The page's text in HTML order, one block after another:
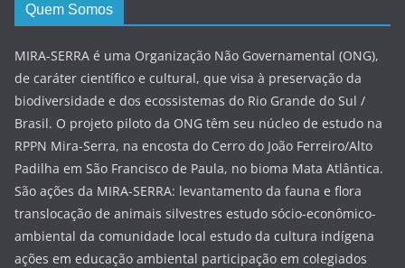
Quem Somos
MIRA-SERRA é uma Organização Não Governamental (ONG),
de caráter científico e cultural, que visa à preservação da
biodiversidade e dos ecossistemas do Rio Grande do Sul /
Brasil. O projeto piloto da ONG têm seu núcleo de estudo na
RPPN Mira-Serra, na encosta do Cerro do João Ferreiro/Alto
Padilha em São Francisco de Paula, no bioma Mata Atlântica.
São ações da MIRA-SERRA: levantamento da fauna e flora
translocação de animais silvestres estudo sócio-econômico-
ambiental da comunidade local estudo da cultura indígena
ações em educação ambiental participação em colegiados